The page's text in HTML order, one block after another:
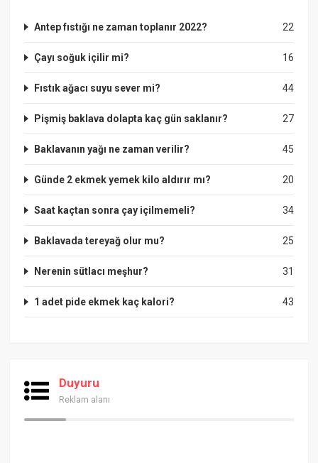
22
Antep fıstığı ne zaman toplanır 2022?
16
Çayı soğuk içilir mi?
44
Fıstık ağacı suyu sever mi?
27
Pişmiş baklava dolapta kaç gün saklanır?
45
Baklavanın yağı ne zaman verilir?
20
Günde 2 ekmek yemek kilo aldırır mı?
34
Saat kaçtan sonra çay içilmemeli?
25
Baklavada tereyağ olur mu?
31
Nerenin sütlacı meşhur?
43
1 adet pide ekmek kaç kalori?
Duyuru
Reklam alanı